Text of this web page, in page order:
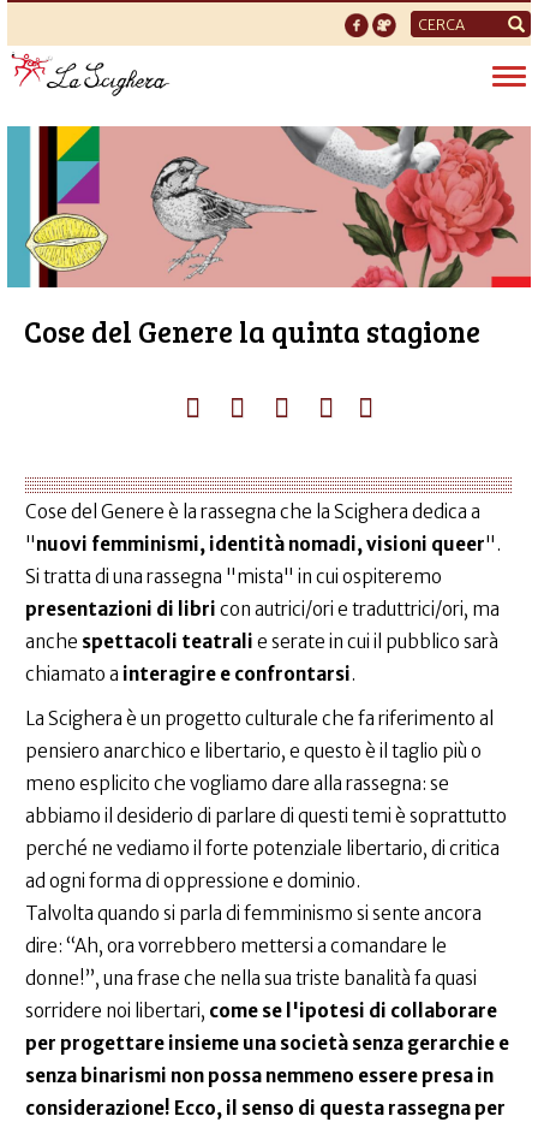
Form
di
ricerca
Cose del Genere la quinta stagione
Cose del Genere è la rassegna che la Scighera dedica a
"nuovi femminismi, identità nomadi, visioni queer".
Si tratta di una rassegna "mista" in cui ospiteremo
presentazioni di libri con autrici/ori e traduttrici/ori, ma
anche spettacoli teatrali e serate in cui il pubblico sarà
chiamato a interagire e confrontarsi.
La Scighera è un progetto culturale che fa riferimento al
pensiero anarchico e libertario, e questo è il taglio più o
meno esplicito che vogliamo dare alla rassegna: se
abbiamo il desiderio di parlare di questi temi è soprattutto
perché ne vediamo il forte potenziale libertario, di critica
ad ogni forma di oppressione e dominio.
Talvolta quando si parla di femminismo si sente ancora
dire: “Ah, ora vorrebbero mettersi a comandare le
donne!”, una frase che nella sua triste banalità fa quasi
sorridere noi libertari, come se l'ipotesi di collaborare
per progettare insieme una società senza gerarchie e
senza binarismi non possa nemmeno essere presa in
considerazione! Ecco, il senso di questa rassegna per